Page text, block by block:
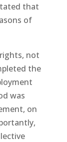
that
of
not
the
was
on